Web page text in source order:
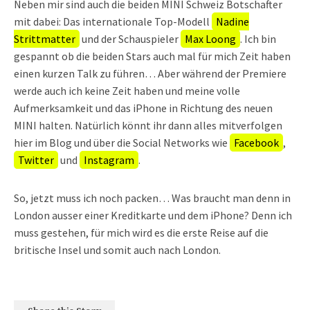
Neben mir sind auch die beiden MINI Schweiz Botschafter
mit dabei: Das internationale Top-Modell Nadine
Strittmatter und der Schauspieler Max Loong . Ich bin
gespannt ob die beiden Stars auch mal für mich Zeit haben
einen kurzen Talk zu führen… Aber während der Premiere
werde auch ich keine Zeit haben und meine volle
Aufmerksamkeit und das iPhone in Richtung des neuen
MINI halten. Natürlich könnt ihr dann alles mitverfolgen
hier im Blog und über die Social Networks wie Facebook ,
Twitter und Instagram .
So, jetzt muss ich noch packen… Was braucht man denn in
London ausser einer Kreditkarte und dem iPhone? Denn ich
muss gestehen, für mich wird es die erste Reise auf die
britische Insel und somit auch nach London.